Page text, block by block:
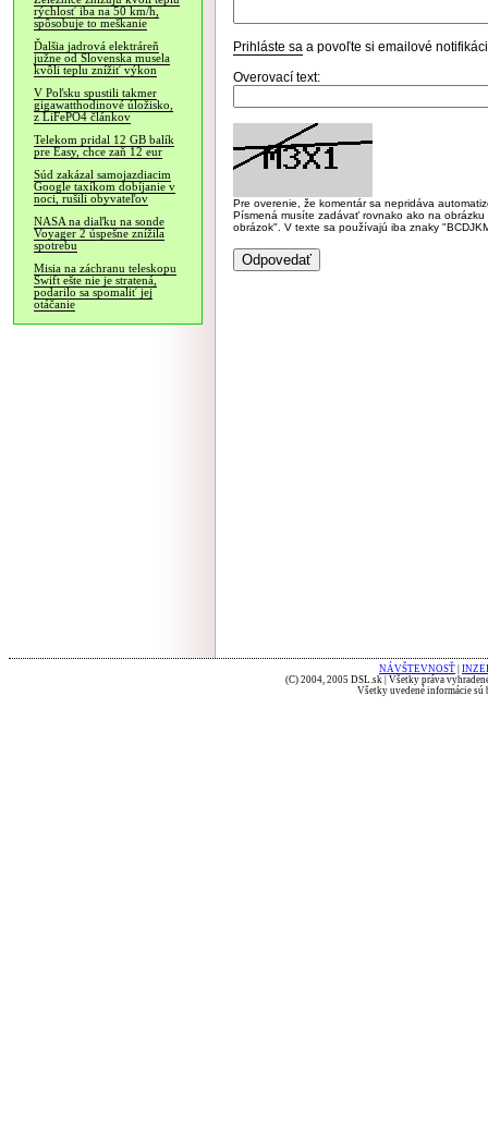
rýchlosť iba na 50 km/h,
spôsobuje to meškanie
Ďalšia jadrová elektráreň
južne od Slovenska musela
kvôli teplu znížiť výkon
V Poľsku spustili takmer
gigawatthodinové úložisko,
z LiFePO4 článkov
Telekom pridal 12 GB balík
pre Easy, chce zaň 12 eur
Súd zakázal samojazdiacim
Google taxíkom dobíjanie v
noci, rušili obyvateľov
NASA na diaľku na sonde
Voyager 2 úspešne znížila
spotrebu
Misia na záchranu teleskopu
Swift ešte nie je stratená,
podarilo sa spomaliť jej
otáčanie
Prihláste sa a povoľte si emailové
Overovací text:
Pre overenie, že komentár sa nepridáva
Písmená musíte zadávať rovnako ako na
obrázok". V texte sa používajú iba znaky
NÁVŠTEVNOSŤ
(C) 2004, 2005 DSL.sk | Všetky práva
Všetky uvedené informácie sú